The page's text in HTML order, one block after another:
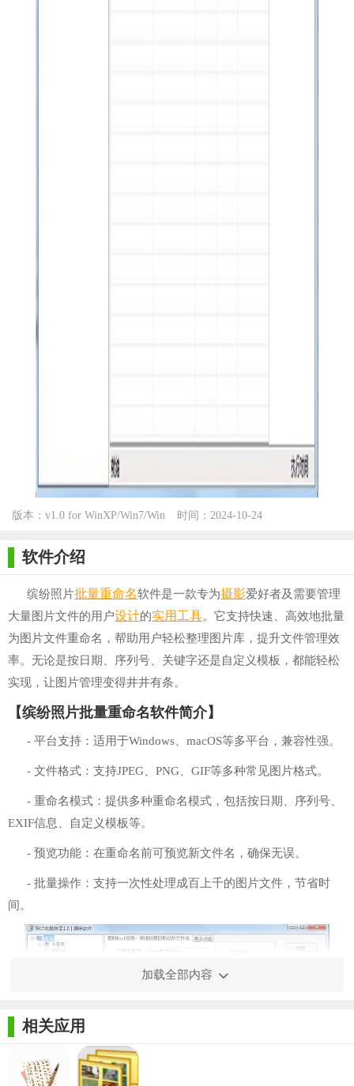
版本：v1.0 for WinXP/Win7/Win
时间：2024-10-24
软件介绍
缤纷照片批量重命名软件是一款专为摄影爱好者及需要管理
大量图片文件的用户设计的实用工具。它支持快速、高效地批量
为图片文件重命名，帮助用户轻松整理图片库，提升文件管理效
率。无论是按日期、序列号、关键字还是自定义模板，都能轻松
实现，让图片管理变得井井有条。
【缤纷照片批量重命名软件简介】
- 平台支持：适用于Windows、macOS等多平台，兼容性强。
- 文件格式：支持JPEG、PNG、GIF等多种常见图片格式。
- 重命名模式：提供多种重命名模式，包括按日期、序列号、
EXIF信息、自定义模板等。
- 预览功能：在重命名前可预览新文件名，确保无误。
- 批量操作：支持一次性处理成百上千的图片文件，节省时
间。
加载全部内容
相关应用